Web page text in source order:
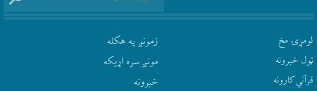
لومړۍ مخ
ټول خبرونه
قرآني کارونه
زمونږ په هکله
مونږ سره اړيکه
‫خبرونه